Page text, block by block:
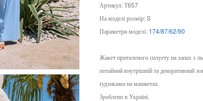
Артикул: Т657
На моделі розмір: S
Параметри моделі: 174/87/62/90
Жакет приталеного силуету на запах з
потайний внутрішній та декоративний
ґудзиками на манжетах.
Зроблено в Україні.